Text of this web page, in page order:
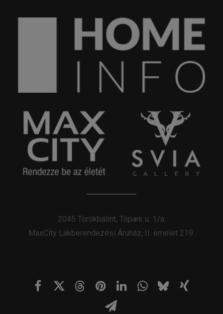
2045 Törökbálint, Tópark u. 1/a.
MaxCity Lakberendezési Áruház, II. emelet 219.